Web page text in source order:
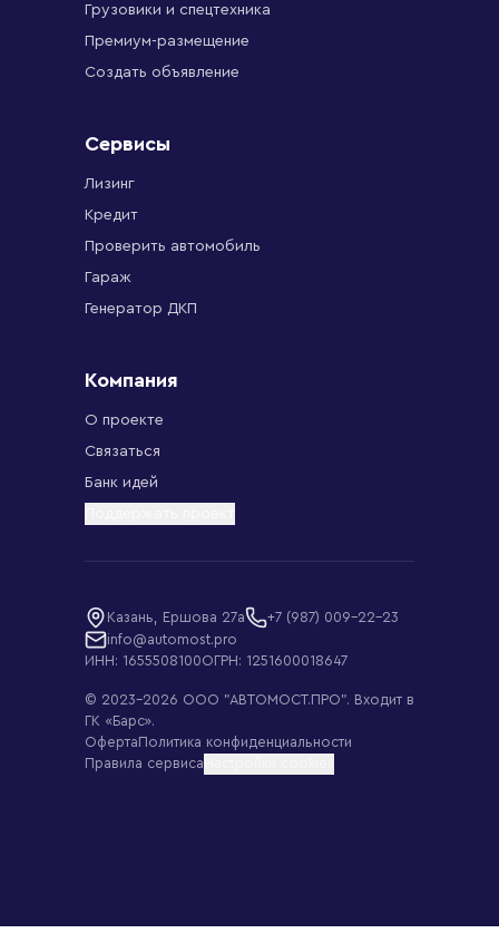
Грузовики и спецтехника
Премиум-размещение
Создать объявление
Сервисы
Лизинг
Кредит
Проверить автомобиль
Гараж
Генератор ДКП
Компания
О проекте
Связаться
Банк идей
Казань, Ершова 27а
+7 (987) 009-22-23
info@automost.pro
ИНН: 1655508100ОГРН: 1251600018647
© 2023–2026 ООО "АВТОМОСТ.ПРО". Входит в
ГК «Барс».
Оферта Политика конфиденциальности
Правила сервиса